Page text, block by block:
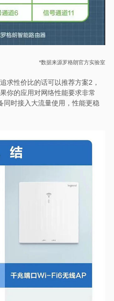
*数据来源罗格朗官方实验室
求性价比的话可以推荐方案2，
你的应用对网络性能要求非常
同时接入大流量使用，性能更稳